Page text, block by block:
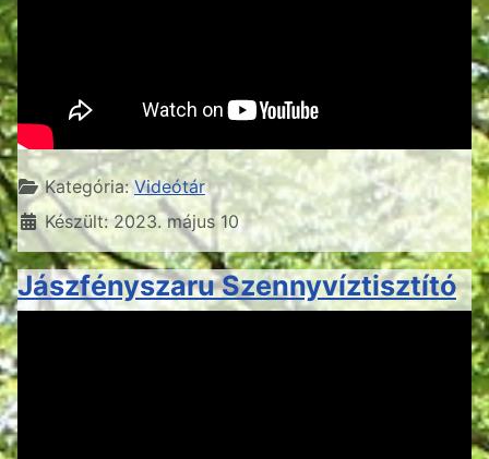
Részletek
Kategória:Videótár
Készült: 2023. május 10
Jászfényszaru Szennyvíztisztító